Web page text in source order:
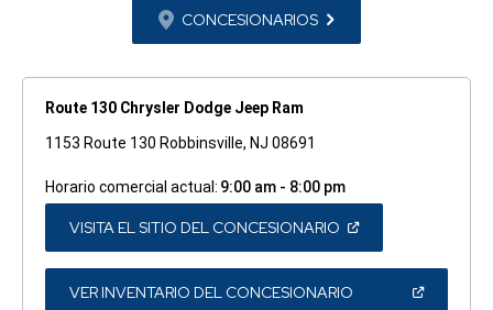
CONCESIONARIOS
Route 130 Chrysler Dodge Jeep Ram
1153 Route 130 Robbinsville, NJ 08691
Horario comercial actual: 9:00 am - 8:00 pm
VISITA EL SITIO DEL CONCESIONARIO(ABRIR
UNA
VENTANA
NUEVA)
VER INVENTARIO DEL CONCESIONARIO(ABRIR